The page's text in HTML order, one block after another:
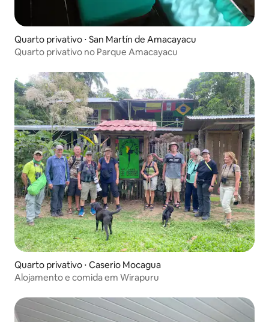
Quarto privativo ⋅ San Martín de Amacayacu
Quarto privativo no Parque Amacayacu
Quarto privativo ⋅ Caserio Mocagua
Alojamento e comida em Wirapuru